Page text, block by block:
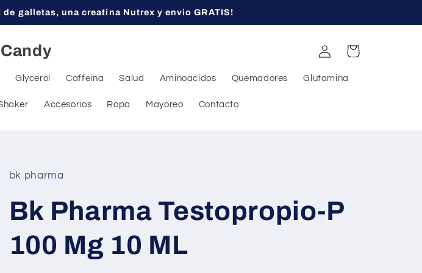
galletas, una creatina Nutrex y envio GRATIS!
Glycerol Caffeina Salud Aminoacidos Quemadores Glutamina
Accesorios Ropa Mayoreo Contacto
Iniciar
sesión
Carrito
bk pharma
Bk Pharma Testopropio-P
100 Mg 10 ML